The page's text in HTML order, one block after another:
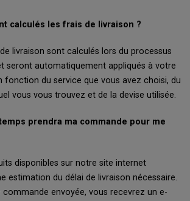
calculés les frais de livraison ?
livraison sont calculés lors du processus
seront automatiquement appliqués à votre
fonction du service que vous avez choisi, du
vous vous trouvez et de la devise utilisée.
prendra ma commande pour me
disponibles sur notre site internet
estimation du délai de livraison nécessaire.
envoyée, vous recevrez un e-